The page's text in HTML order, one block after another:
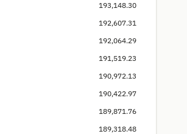
193,148.30
192,607.31
192,064.29
191,519.23
190,972.13
190,422.97
189,871.76
189,318.48